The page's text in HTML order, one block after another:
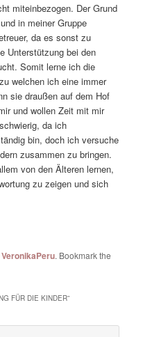
miteinbezogen. Der Grund
in meiner Gruppe
da es sonst zu
Unterstützung bei den
Somit lerne ich die
welchen ich eine immer
sie draußen auf dem Hof
und wollen Zeit mit mir
da ich
bin, doch ich versuche
zusammen zu bringen.
von den Älteren lernen,
zu zeigen und sich
VeronikaPeru. Bookmark the
FÜR DIE KINDER”